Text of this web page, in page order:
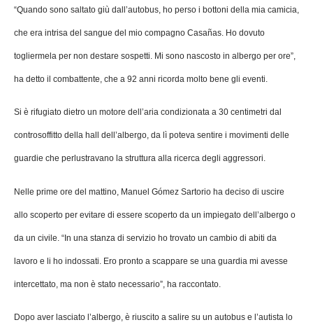
“Quando sono saltato giù dall’autobus, ho perso i bottoni della mia camicia,
che era intrisa del sangue del mio compagno Casañas. Ho dovuto
togliermela per non destare sospetti. Mi sono nascosto in albergo per ore”,
ha detto il combattente, che a 92 anni ricorda molto bene gli eventi.
Si è rifugiato dietro un motore dell’aria condizionata a 30 centimetri dal
controsoffitto della hall dell’albergo, da lì poteva sentire i movimenti delle
guardie che perlustravano la struttura alla ricerca degli aggressori.
Nelle prime ore del mattino, Manuel Gómez Sartorio ha deciso di uscire
allo scoperto per evitare di essere scoperto da un impiegato dell’albergo o
da un civile. “In una stanza di servizio ho trovato un cambio di abiti da
lavoro e li ho indossati. Ero pronto a scappare se una guardia mi avesse
intercettato, ma non è stato necessario”, ha raccontato.
Dopo aver lasciato l’albergo, è riuscito a salire su un autobus e l’autista lo